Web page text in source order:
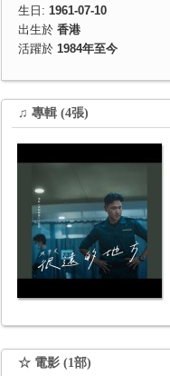
生日: 1961-07-10
出生於 香港
活躍於 1984年至今
♫ 專輯 (4張)
☆ 電影 (1部)